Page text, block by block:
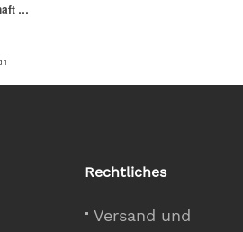
Rechtliches
Versand und